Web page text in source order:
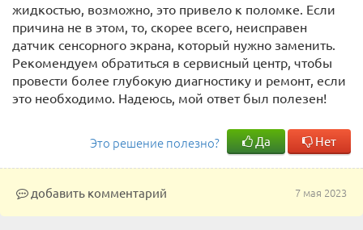
жидкостью, возможно, это привело к поломке. Если
причина не в этом, то, скорее всего, неисправен
датчик сенсорного экрана, который нужно заменить.
Рекомендуем обратиться в сервисный центр, чтобы
провести более глубокую диагностику и ремонт, если
это необходимо. Надеюсь, мой ответ был полезен!
Это решение полезно? Да Нет
7 мая 2023
добавить комментарий